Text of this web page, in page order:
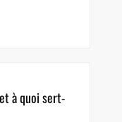
à quoi sert-